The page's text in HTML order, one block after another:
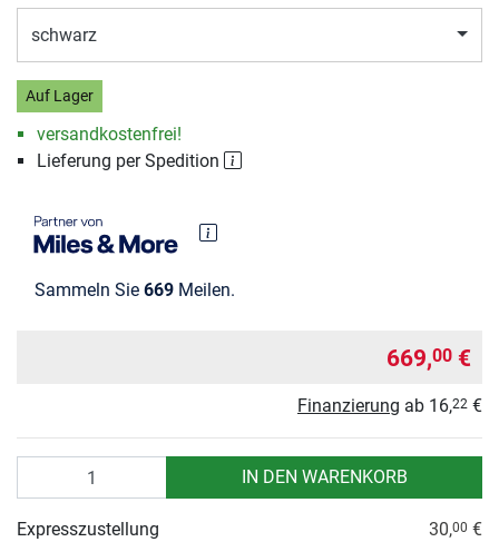
schwarz
Auf Lager
versandkostenfrei!
Lieferung per Spedition
Sammeln Sie 669 Meilen.
669,00 €
Finanzierung ab 16,22 €
IN DEN WARENKORB
Expresszustellung 30,00 €